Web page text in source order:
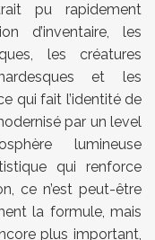
pu rapidement
d’inventaire, les
les créatures
et les
qui fait l’identité de
par un level
lumineuse
qui renforce
ce n’est peut-être
la formule, mais
plus important,